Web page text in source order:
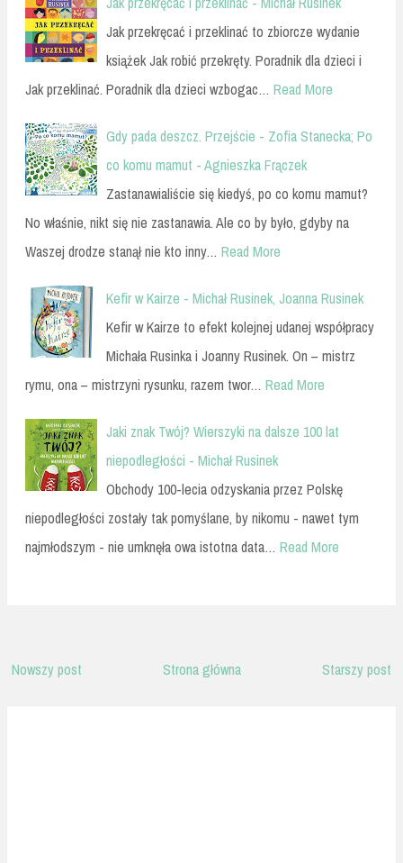
Jak przekręcać i przeklinać to zbiorcze wydanie
książek Jak robić przekręty. Poradnik dla dzieci i
Jak przeklinać. Poradnik dla dzieci wzbogac… Read More
Gdy pada deszcz. Przejście - Zofia Stanecka; Po
co komu mamut - Agnieszka Frączek
Zastanawialiście się kiedyś, po co komu mamut?
No właśnie, nikt się nie zastanawia. Ale co by było, gdyby na
Waszej drodze stanął nie kto inny… Read More
Kefir w Kairze - Michał Rusinek, Joanna Rusinek
Kefir w Kairze to efekt kolejnej udanej współpracy
Michała Rusinka i Joanny Rusinek. On – mistrz
rymu, ona – mistrzyni rysunku, razem twor… Read More
Jaki znak Twój? Wierszyki na dalsze 100 lat
niepodległości - Michał Rusinek
Obchody 100-lecia odzyskania przez Polskę
niepodległości zostały tak pomyślane, by nikomu - nawet tym
najmłodszym - nie umknęła owa istotna data… Read More
Nowszy post Starszy post
Strona główna